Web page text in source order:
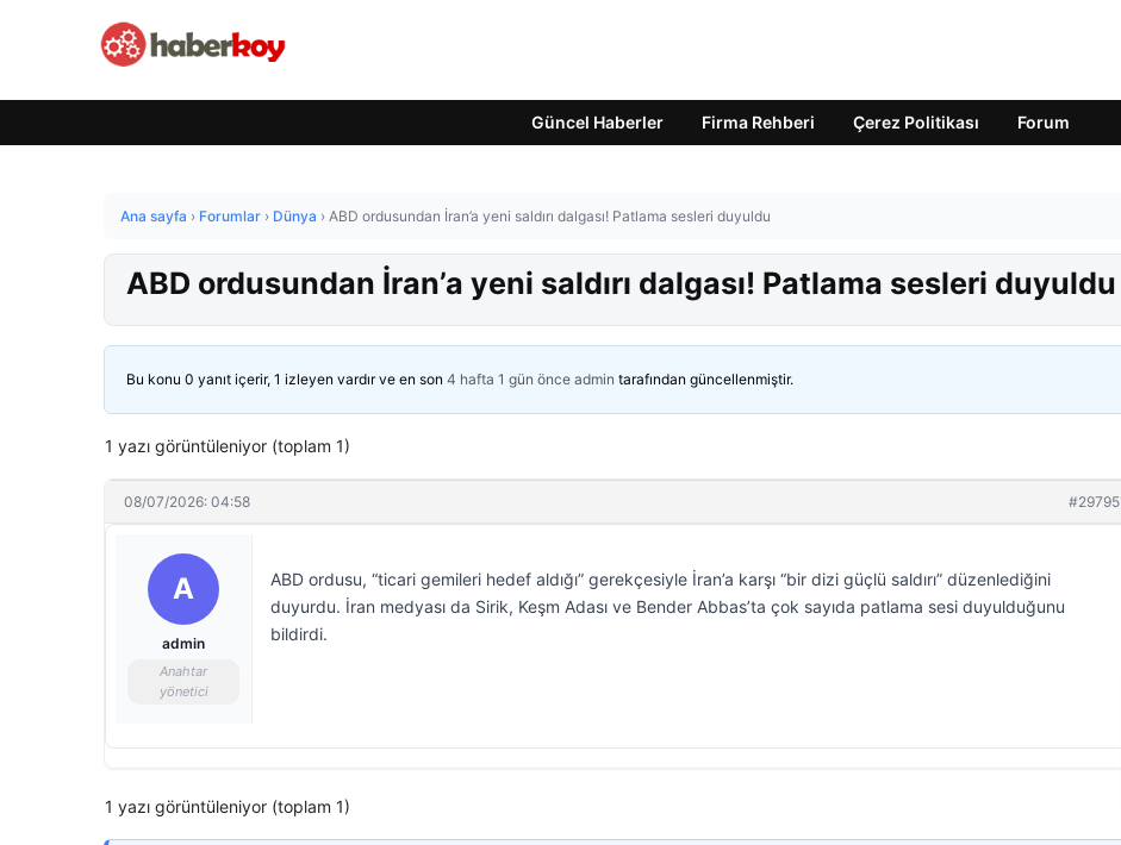
Güncel Haberler Firma Rehberi Çerez Politikası Forum
Ana sayfa › Forumlar › Dünya › ABD ordusundan İran’a yeni saldırı dalgası! Patlama sesleri duyuldu
ABD ordusundan İran’a yeni saldırı dalgası! Patlama sesleri duyuldu
Bu konu 0 yanıt içerir, 1 izleyen vardır ve en son 4 hafta 1 gün önce admin tarafından güncellenmiştir.
1 yazı görüntüleniyor (toplam 1)
08/07/2026: 04:58 #29795
A
admin
Anahtar
yönetici
ABD ordusu, “ticari gemileri hedef aldığı” gerekçesiyle İran’a karşı “bir dizi güçlü saldırı” düzenlediğini
duyurdu. İran medyası da Sirik, Keşm Adası ve Bender Abbas’ta çok sayıda patlama sesi duyulduğunu
bildirdi.
1 yazı görüntüleniyor (toplam 1)